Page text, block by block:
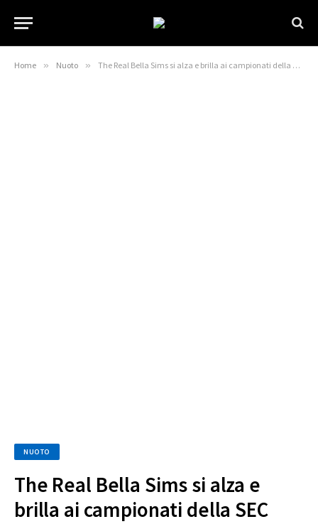
Home » Nuoto » The Real Bella Sims si alza e brilla ai campionati della SEC
NUOTO
The Real Bella Sims si alza e
brilla ai campionati della SEC